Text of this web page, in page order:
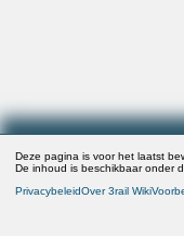
Deze pagina is voor het laatst
De inhoud is beschikbaar onder
PrivacybeleidOver 3rail Wiki